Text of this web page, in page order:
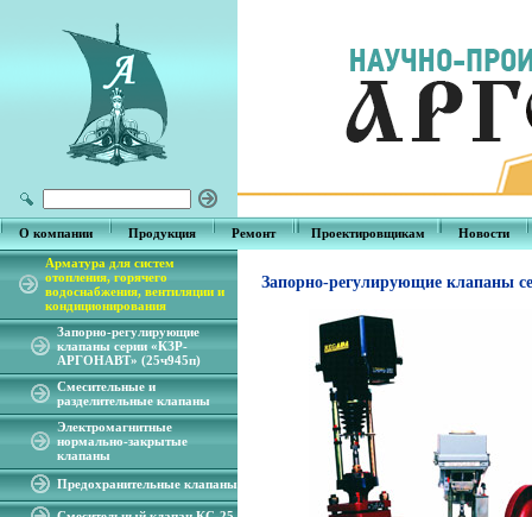
О компании Продукция Ремонт Проектировщикам Новости
Арматура для систем
отопления, горячего
водоснабжения, вентиляции и
кондиционирования
Запорно-регулирующие
клапаны серии «КЗР-
АРГОНАВТ» (25ч945п)
Смесительные и
разделительные клапаны
Электромагнитные
нормально-закрытые
клапаны
Предохранительные клапаны
Запорно-регулирующие клапаны